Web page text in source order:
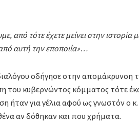
από τότε έχετε μείνει στην ιστορία
αυτή την εποποιΐα»…
οδήγησε στην απομάκρυνση
κυβερνώντος κόμματος τότε
ήταν για γέλια αφού ως γνωστόν ο
αν δόθηκαν και που χρήματα.